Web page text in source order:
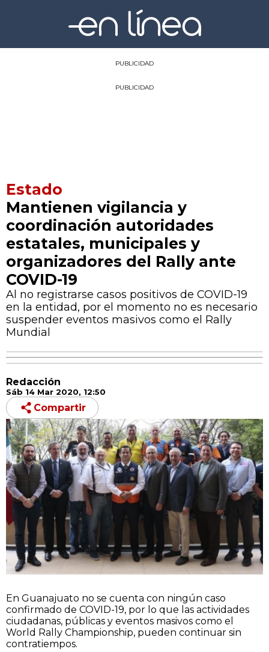
PUBLICIDAD
PUBLICIDAD
Estado
Mantienen vigilancia y
coordinación autoridades
estatales, municipales y
organizadores del Rally ante
COVID-19
Al no registrarse casos positivos de COVID-19
en la entidad, por el momento no es necesario
suspender eventos masivos como el Rally
Mundial
Redacción
Sáb 14 Mar 2020, 12:50
Compartir
En Guanajuato no se cuenta con ningún caso
confirmado de COVID-19, por lo que las actividades
ciudadanas, públicas y eventos masivos como el
World Rally Championship, pueden continuar sin
contratiempos.